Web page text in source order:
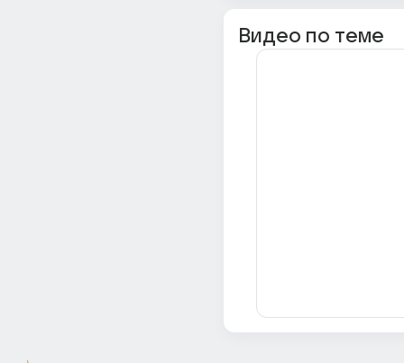
Видео по теме